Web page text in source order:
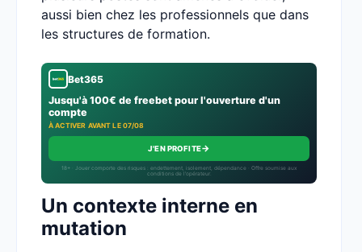
aussi bien chez les professionnels que dans
les structures de formation.
Bet365
Jusqu'à 100€ de freebet pour l'ouverture d'un
compte
À ACTIVER AVANT LE 07/08
J'EN PROFITE→
18+ · Jouer comporte des risques : endettement, isolement, dépendance · Offre soumise aux
conditions de l’opérateur.
Un contexte interne en
mutation